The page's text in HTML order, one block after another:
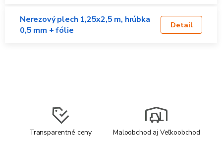
Nerezový plech 1,25x2,5 m, hrúbka
0,5 mm + fólie
Detail
Transparentné ceny Maloobchod aj Veľkoobchod